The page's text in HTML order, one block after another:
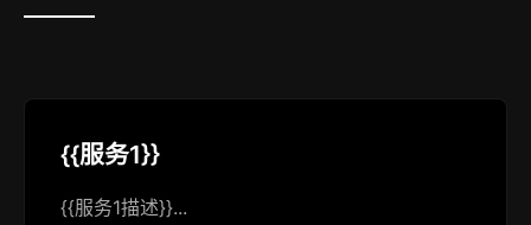
{{服务1}}
{{服务1描述}}...